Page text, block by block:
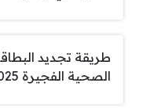
طريقة تجديد
الصحية الفجيرة 2025